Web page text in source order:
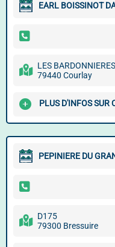
EARL BOISSINOT
LES BARDONNIERES
79440 Courlay
PLUS D'INFOS SUR
PEPINIERE DU
D175
79300 Bressuire